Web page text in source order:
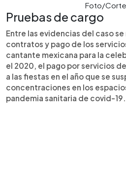
Foto/
Pruebas de cargo
Entre las evidencias del caso
contratos y pago de los
cantante mexicana para la
el 2020, el pago por servicios
a las fiestas en el año que se
concentraciones en los
pandemia sanitaria de covid-19.